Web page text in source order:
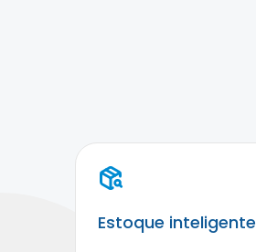
Estoque inteligente